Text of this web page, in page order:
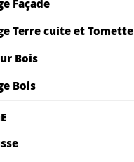
Façade
Terre cuite et Tomette
Bois
Bois